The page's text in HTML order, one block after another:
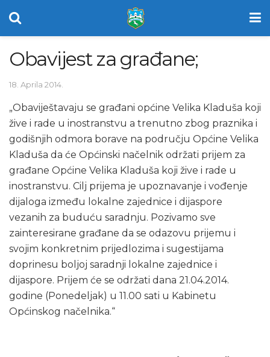
Obavijest za građane;
18. Aprila 2014.
„Obaviještavaju se građani općine Velika Kladuša koji
žive i rade u inostranstvu a trenutno zbog praznika i
godišnjih odmora borave na području Općine Velika
Kladuša da će Općinski načelnik održati prijem za
građane Općine Velika Kladuša koji žive i rade u
inostranstvu. Cilj prijema je upoznavanje i vođenje
dijaloga između lokalne zajednice i dijaspore
vezanih za buduću saradnju. Pozivamo sve
zainteresirane građane da se odazovu prijemu i
svojim konkretnim prijedlozima i sugestijama
doprinesu boljoj saradnji lokalne zajednice i
dijaspore. Prijem će se održati dana 21.04.2014.
godine (Ponedeljak) u 11.00 sati u Kabinetu
Općinskog načelnika.“